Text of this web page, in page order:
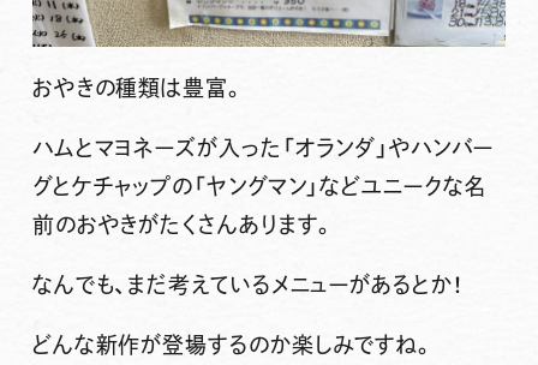
おやきの種類は豊富。
ハムとマヨネーズが入った「オランダ」やハンバー
グとケチャップの「ヤングマン」などユニークな名
前のおやきがたくさんあります。
なんでも、まだ考えているメニューがあるとか！
どんな新作が登場するのか楽しみですね。